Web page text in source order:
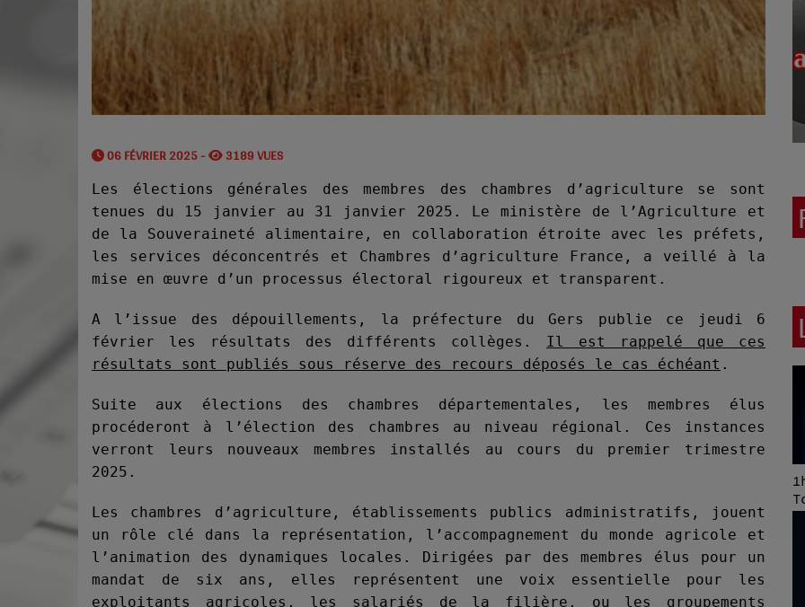
06 FÉVRIER 2025 - 3189 VUES
Les élections générales des membres des chambres d’agriculture se sont
tenues du 15 janvier au 31 janvier 2025. Le ministère de l’Agriculture et
de la Souveraineté alimentaire, en collaboration étroite avec les préfets,
les services déconcentrés et Chambres d’agriculture France, a veillé à la
mise en œuvre d’un processus électoral rigoureux et transparent.
A l’issue des dépouillements, la préfecture du Gers publie ce jeudi 6
février les résultats des différents collèges. Il est rappelé que ces
résultats sont publiés sous réserve des recours déposés le cas échéant .
Suite aux élections des chambres départementales, les membres élus
procéderont à l’élection des chambres au niveau régional. Ces instances
verront leurs nouveaux membres installés au cours du premier trimestre
2025.
Les chambres d’agriculture, établissements publics administratifs, jouent
un rôle clé dans la représentation, l’accompagnement du monde agricole et
l’animation des dynamiques locales. Dirigées par des membres élus pour un
mandat de six ans, elles représentent une voix essentielle pour les
exploitants agricoles, les salariés de la filière, ou les groupements
Anza